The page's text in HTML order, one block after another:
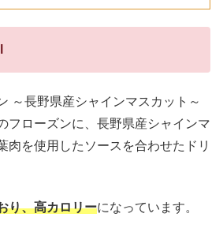
～長野県産シャインマスカット～
フローズンに、長野県産シャインマ
肉を使用したソースを合わせたドリ
り、高カロリーになっています。